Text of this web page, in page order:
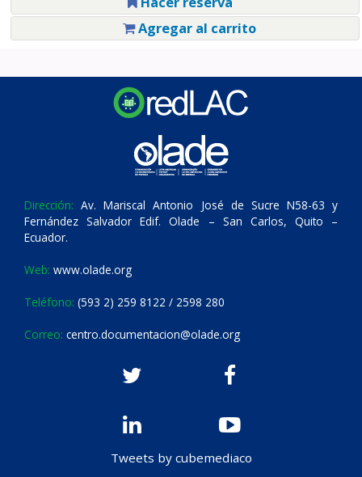
Agregar al carrito
Dirección: Av. Mariscal Antonio José de Sucre N58-63 y
Fernández Salvador Edif. Olade – San Carlos, Quito –
Ecuador.
Web: www.olade.org
Teléfono: (593 2) 259 8122 / 2598 280
Correo: centro.documentacion@olade.org
Tweets by cubemediaco